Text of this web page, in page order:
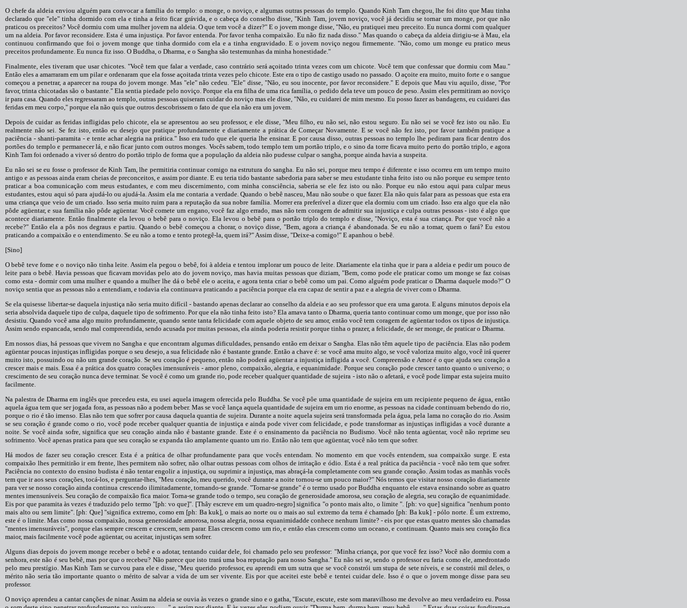
O chefe da aldeia enviou alguém para convocar a família do templo: o monge, o noviço, e algumas outras pessoas do templo. Quando Kinh Tam chegou, lhe foi dito que Mau tinha
declarado que "ele" tinha dormido com ela e tinha a feito ficar grávida, e o cabeça do conselho disse, "Kinh Tam, jovem noviço, você já decidiu se tornar um monge, por que não
praticou os preceitos? Você dormiu com uma mulher jovem na aldeia. O que tem você a dizer?" E o jovem monge disse, "Não, eu pratiquei meu preceito. Eu nunca dormi com qualquer
um na aldeia. Por favor reconsidere. Esta é uma injustiça. Por favor entenda. Por favor tenha compaixão. Eu não fiz nada disso." Mas quando o cabeça da aldeia dirigiu-se à Mau, ela
continuou confirmando que foi o jovem monge que tinha dormido com ela e a tinha engravidado. E o jovem noviço negou firmemente. "Não, como um monge eu pratico meus
preceitos profundamente. Eu nunca fiz isso. O Buddha, o Dharma, e o Sangha são testemunhas da minha honestidade."
Finalmente, eles tiveram que usar chicotes. "Você tem que falar a verdade, caso contrário será açoitado trinta vezes com um chicote. Você tem que confessar que dormiu com Mau."
Então eles a amarraram em um pilar e ordenaram que ela fosse açoitada trinta vezes pelo chicote. Este era o tipo de castigo usado no passado. O açoite era muito, muito forte e o sangue
começou a penetrar, a aparecer na roupa do jovem monge. Mas "ele" não cedeu. "Ele" disse, "Não, eu sou inocente, por favor reconsidere." E depois que Mau viu aquilo, disse, "Por
favor, trinta chicotadas são o bastante." Ela sentia piedade pelo noviço. Porque ela era filha de uma rica família, o pedido dela teve um pouco de peso. Assim eles permitiram ao noviço
ir para casa. Quando eles regressaram ao templo, outras pessoas quiseram cuidar do noviço mas ele disse, "Não, eu cuidarei de mim mesmo. Eu posso fazer as bandagens, eu cuidarei das
feridas em meu corpo," porque ela não quis que outros descobrissem o fato de que ela não era um jovem.
Depois de cuidar as feridas infligidas pelo chicote, ela se apresentou ao seu professor, e ele disse, "Meu filho, eu não sei, não estou seguro. Eu não sei se você fez isto ou não. Eu
realmente não sei. Se fez isto, então eu desejo que pratique profundamente e diariamente a prática de Começar Novamente. E se você não fez isto, por favor também pratique a
paciência - shanti-paramita - e tente achar alegria na prática." Isso era tudo que ele queria lhe ensinar. E por causa disso, outras pessoas no templo lhe pediram para ficar dentro dos
portões do templo e permanecer lá, e não ficar junto com outros monges. Vocês sabem, todo templo tem um portão triplo, e o sino da torre ficava muito perto do portão triplo, e agora
Kinh Tam foi ordenado a viver só dentro do portão triplo de forma que a população da aldeia não pudesse culpar o sangha, porque ainda havia a suspeita.
Eu não sei se eu fosse o professor de Kinh Tam, lhe permitiria continuar comigo na estrutura do sangha. Eu não sei, porque meu tempo é diferente e isso ocorreu em um tempo muito
antigo e as pessoas ainda eram cheias de preconceitos, e assim por diante. E eu teria tido bastante sabedoria para saber se meu estudante tinha feito isto ou não porque eu sempre tento
praticar a boa comunicação com meus estudantes, e com meu discernimento, com minha consciência, saberia se ele fez isto ou não. Porque eu não estou aqui para culpar meus
estudantes, estou aqui só para ajudá-lo ou ajudá-la. Assim ela me contaria a verdade. Quando o bebê nasceu, Mau não soube o que fazer. Ela não quis falar para as pessoas que esta era
uma criança que veio de um criado. Isso seria muito ruim para a reputação da sua nobre família. Morrer era preferível a dizer que ela dormiu com um criado. Isso era algo que ela não
pôde agüentar, e sua família não pôde agüentar. Você comete um engano, você faz algo errado, mas não tem coragem de admitir sua injustiça e culpa outras pessoas - isto é algo que
acontece diariamente. Então finalmente ela levou o bebê para o noviço. Ela levou o bebê para o portão triplo do templo e disse, "Noviço, esta é sua criança. Por que você não a
recebe?" Então ela a pôs nos degraus e partiu. Quando o bebê começou a chorar, o noviço disse, "Bem, agora a criança é abandonada. Se eu não a tomar, quem o fará? Eu estou
praticando a compaixão e o entendimento. Se eu não a tomo e tento protegê-la, quem irá?" Assim disse, "Deixe-a comigo!" E apanhou o bebê.
[Sino]
O bebê teve fome e o noviço não tinha leite. Assim ela pegou o bebê, foi à aldeia e tentou implorar um pouco de leite. Diariamente ela tinha que ir para a aldeia e pedir um pouco de
leite para o bebê. Havia pessoas que ficavam movidas pelo ato do jovem noviço, mas havia muitas pessoas que diziam, "Bem, como pode ele praticar como um monge se faz coisas
como esta - dormir com uma mulher e quando a mulher lhe dá o bebê ele o aceita, e agora tenta criar o bebê como um pai. Como alguém pode praticar o Dharma daquele modo?" O
noviço sentia que as pessoas não a entendiam, e todavia ela continuava praticando a paciência porque ela era capaz de sentir a paz e a alegria de viver com o Dharma.
Se ela quisesse libertar-se daquela injustiça não seria muito difícil - bastando apenas declarar ao conselho da aldeia e ao seu professor que era uma garota. E alguns minutos depois ela
seria absolvida daquele tipo de culpa, daquele tipo de sofrimento. Por que ela não tinha feito isto? Ela amava tanto o Dharma, queria tanto continuar como um monge, que por isso não
desistiu. Quando você ama algo muito profundamente, quando sente tanta felicidade com aquele objeto de seu amor, então você tem coragem de agüentar todos os tipos de injustiça.
Assim sendo espancada, sendo mal compreendida, sendo acusada por muitas pessoas, ela ainda poderia resistir porque tinha o prazer, a felicidade, de ser monge, de praticar o Dharma.
Em nossos dias, há pessoas que vivem no Sangha e que encontram algumas dificuldades, pensando então em deixar o Sangha. Elas não têm aquele tipo de paciência. Elas não podem
agüentar poucas injustiças infligidas porque o seu desejo, a sua felicidade não é bastante grande. Então a chave é: se você ama muito algo, se você valoriza muito algo, você irá querer
muito isto, possuindo ou não um grande coração. Se seu coração é pequeno, então não poderá agüentar a injustiça infligida a você. Compreensão e Amor é o que ajuda seu coração a
crescer mais e mais. Essa é a prática dos quatro corações imensuráveis - amor pleno, compaixão, alegria, e equanimidade. Porque seu coração pode crescer tanto quanto o universo; o
crescimento de seu coração nunca deve terminar. Se você é como um grande rio, pode receber qualquer quantidade de sujeira - isto não o afetará, e você pode limpar esta sujeira muito
facilmente.
Na palestra de Dharma em inglês que precedeu esta, eu usei aquela imagem oferecida pelo Buddha. Se você pôe uma quantidade de sujeira em um recipiente pequeno de água, então
aquela água tem que ser jogada fora, as pessoas não a podem beber. Mas se você lança aquela quantidade de sujeira em um rio enorme, as pessoas na cidade continuam bebendo do rio,
porque o rio é tão imenso. Elas não tem que sofrer por causa daquela quantia de sujeira. Durante a noite aquela sujeira será transformada pela água, pela lama no coração do rio. Assim
se seu coração é grande como o rio, você pode receber qualquer quantia de injustiça e ainda pode viver com felicidade, e pode transformar as injustiças infligidas a você durante a
noite. Se você ainda sofre, significa que seu coração ainda não é bastante grande. Este é o ensinamento da paciência no Budismo. Você não tenta agüentar, você não reprime seu
sofrimento. Você apenas pratica para que seu coração se expanda tão amplamente quanto um rio. Então não tem que agüentar, você não tem que sofrer.
Há modos de fazer seu coração crescer. Esta é a prática de olhar profundamente para que vocês entendam. No momento em que vocês entendem, sua compaixão surge. E esta
compaixão lhes permitirão ir em frente, lhes permitem não sofrer, não olhar outras pessoas com olhos de irritação e ódio. Esta é a real prática da paciência - você não tem que sofrer.
Paciência no contexto do ensino budista é não tentar engolir a injustiça, ou suprimir a injustiça, mas abraçá-la completamente com seu grande coração. Assim todas as manhãs vocês
tem que ir aos seus corações, tocá-los, e perguntar-lhes, "Meu coração, meu querido, você durante a noite tornou-se um pouco maior?" Nós temos que visitar nosso coração diariamente
para ver se nosso coração ainda continua crescendo ilimitadamente, tornando-se grande. "Tornar-se grande" é o termo usado por Buddha enquanto ele estava ensinando sobre as quatro
mentes imensuráveis. Seu coração de compaixão fica maior. Torna-se grande todo o tempo, seu coração de generosidade amorosa, seu coração de alegria, seu coração de equanimidade.
Eis por que paramita às vezes é traduzido pelo termo "[ph: vo que]". [Thây escreve em um quadro-negro] significa "o ponto mais alto, o limite ". [ph: vo que] significa "nenhum ponto
mais alto ou sem limite". [ph: Que] "significa extremo, como em [ph: Ba kuk], o mais ao norte ou o mais ao sul extremo da terra é chamado [ph: Ba kuk] - pólo norte. É um extremo,
este é o limite. Mas como nossa compaixão, nossa generosidade amorosa, nossa alegria, nossa equanimidadde conhece nenhum limite? - eis por que estas quatro mentes são chamadas
"mentes imensuráveis", porque elas sempre crescem e crescem, sem parar. Elas crescem como um rio, e então elas crescem como um oceano, e continuam. Quanto mais seu coração fica
maior, mais facilmente você pode agüentar, ou aceitar, injustiças sem sofrer.
Alguns dias depois do jovem monge receber o bebê e o adotar, tentando cuidar dele, foi chamado pelo seu professor: "Minha criança, por que você fez isso? Você não dormiu com a
senhora, este não é seu bebê, mas por que o recebeu? Não parece que isto trará uma boa reputação para nosso Sangha." Eu não sei se, sendo o professor eu faria como ele, amedrontado
pelo meu prestígio. Mas Kinh Tam se curvou para ele e disse, "Meu querido professor, eu aprendi em um sutra que se você constrói um stupa de sete níveis, e se constrói mil deles, o
mérito não seria tão importante quanto o mérito de salvar a vida de um ser vivente. Eis por que aceitei este bebê e tentei cuidar dele. Isso é o que o jovem monge disse para seu
professor.
O noviço aprendeu a cantar canções de ninar. Assim na aldeia se ouvia às vezes o grande sino e o gatha, "Escute, escute, este som maravilhoso me devolve ao meu verdadeiro eu. Possa